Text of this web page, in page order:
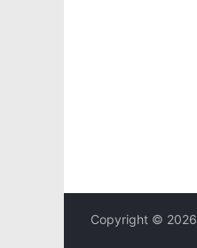
Copyright © 2026